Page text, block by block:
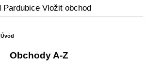
Vložit obchod
Úvod
Obchody A-Z